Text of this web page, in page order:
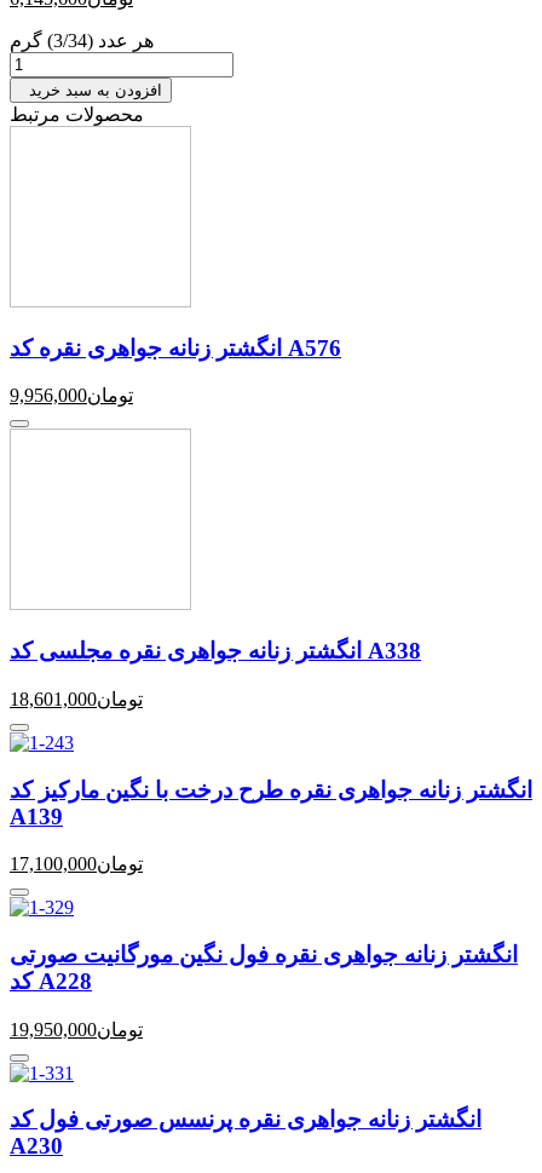
هر عدد (3/34) گرم
افزودن به سبد خرید
محصولات مرتبط
انگشتر زنانه جواهری نقره کد A576
9,956,000تومان
انگشتر زنانه جواهری نقره مجلسی کد A338
18,601,000تومان
انگشتر زنانه جواهری نقره طرح درخت با نگین مارکیز کد
A139
17,100,000تومان
انگشتر زنانه جواهری نقره فول نگین مورگانیت صورتی
کد A228
19,950,000تومان
انگشتر زنانه جواهری نقره پرنسس صورتی فول کد
A230